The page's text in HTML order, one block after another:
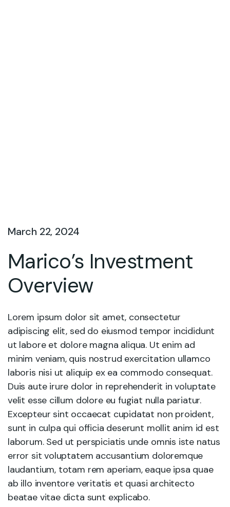
March 22, 2024
Marico’s Investment
Overview
Lorem ipsum dolor sit amet, consectetur
adipiscing elit, sed do eiusmod tempor incididunt
ut labore et dolore magna aliqua. Ut enim ad
minim veniam, quis nostrud exercitation ullamco
laboris nisi ut aliquip ex ea commodo consequat.
Duis aute irure dolor in reprehenderit in voluptate
velit esse cillum dolore eu fugiat nulla pariatur.
Excepteur sint occaecat cupidatat non proident,
sunt in culpa qui officia deserunt mollit anim id est
laborum. Sed ut perspiciatis unde omnis iste natus
error sit voluptatem accusantium doloremque
laudantium, totam rem aperiam, eaque ipsa quae
ab illo inventore veritatis et quasi architecto
beatae vitae dicta sunt explicabo.